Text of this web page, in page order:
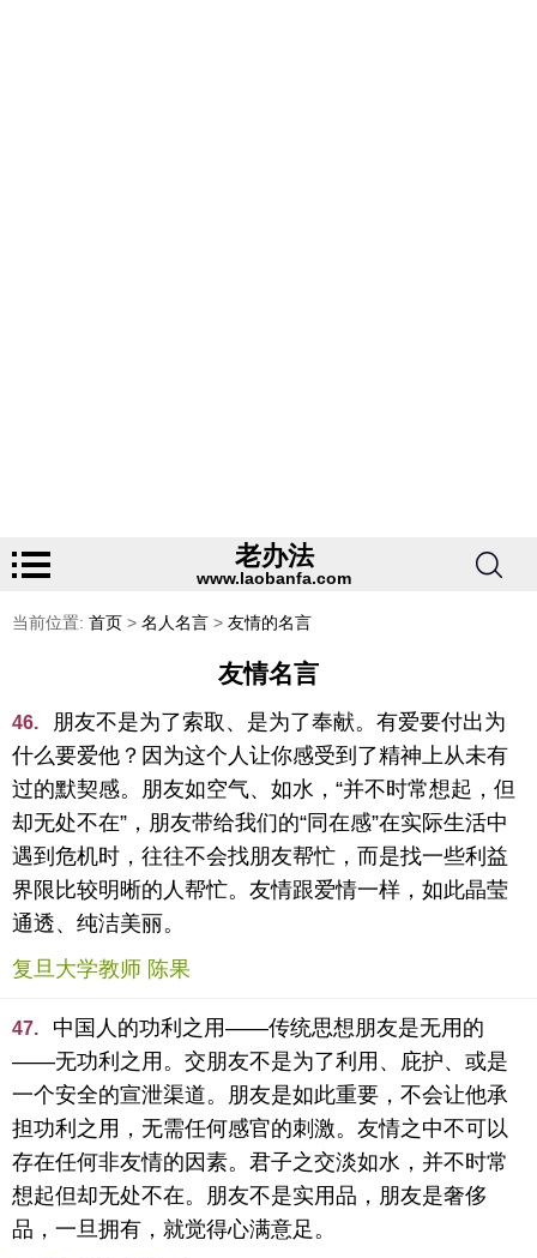
老办法
www.laobanfa.com
当前位置: 首页 > 名人名言 > 友情的名言
友情名言
46.
朋友不是为了索取、是为了奉献。有爱要付出为
什么要爱他？因为这个人让你感受到了精神上从未有
过的默契感。朋友如空气、如水，“并不时常想起，但
却无处不在”，朋友带给我们的“同在感”在实际生活中
遇到危机时，往往不会找朋友帮忙，而是找一些利益
界限比较明晰的人帮忙。友情跟爱情一样，如此晶莹
通透、纯洁美丽。
复旦大学教师 陈果
47.
中国人的功利之用——传统思想朋友是无用的
——无功利之用。交朋友不是为了利用、庇护、或是
一个安全的宣泄渠道。朋友是如此重要，不会让他承
担功利之用，无需任何感官的刺激。友情之中不可以
存在任何非友情的因素。君子之交淡如水，并不时常
想起但却无处不在。朋友不是实用品，朋友是奢侈
品，一旦拥有，就觉得心满意足。